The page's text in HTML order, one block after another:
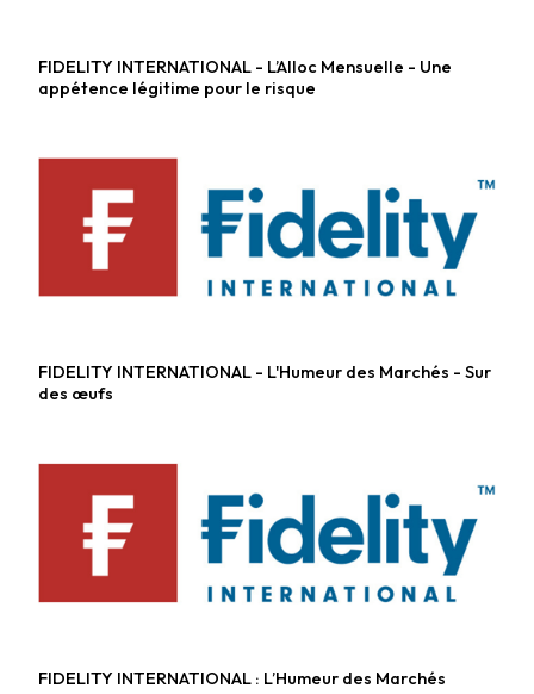
Fonds actions
FIDELITY INTERNATIONAL - L’Alloc Mensuelle - Une
appétence légitime pour le risque
Fonds diversifiés
FIDELITY INTERNATIONAL - L'Humeur des Marchés - Sur
des œufs
Fonds diversifiés
FIDELITY INTERNATIONAL : L’Humeur des Marchés